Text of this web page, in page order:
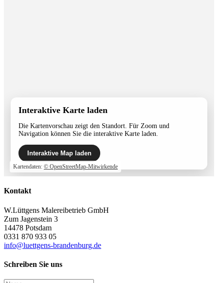
Interaktive Karte laden
Die Kartenvorschau zeigt den Standort. Für Zoom und
Navigation können Sie die interaktive Karte laden.
Interaktive Map laden
Kartendaten: © OpenStreetMap-Mitwirkende
Kontakt
W.Lüttgens Malereibetrieb GmbH
Zum Jagenstein 3
14478 Potsdam
0331 870 933 05
info@luettgens-brandenburg.de
Schreiben Sie uns